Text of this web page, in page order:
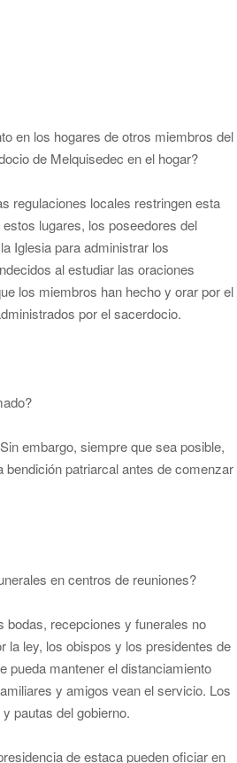
en los hogares de otros miembros del
de Melquisedec en el hogar?
regulaciones locales restringen esta
lugares, los poseedores del
Iglesia para administrar los
al estudiar las oraciones
los miembros han hecho y orar por el
por el sacerdocio.
embargo, siempre que sea posible,
patriarcal antes de comenzar
en centros de reuniones?
bodas, recepciones y funerales no
la ley, los obispos y los presidentes de
pueda mantener el distanciamiento
y amigos vean el servicio. Los
pautas del gobierno.
de estaca pueden oficiar en